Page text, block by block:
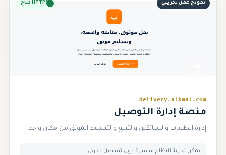
نموذج عمل تجريبي HTTPS متاح
delivery.alkmal.com
منصة إدارة التوصيل
إدارة الطلبات والسائقين والتتبع والتسليم الموثق من مكان واحد.
يمكن تجربة النظام مباشرة دون تسجيل دخول.